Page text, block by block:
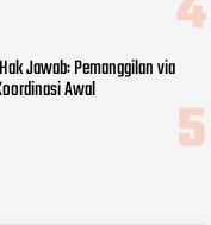
Jawab: Pemanggilan via
Awal